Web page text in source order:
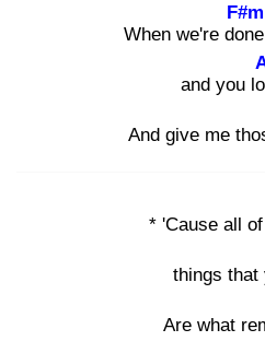
When we're don
F#m
and you
And give me
* 'Cause all
things that
Are what